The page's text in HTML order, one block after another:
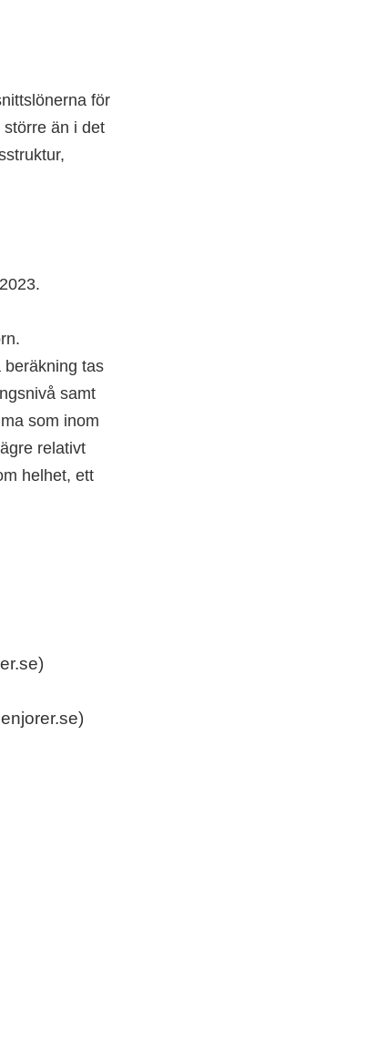
för
än i det
beräkning tas
samt
som inom
relativt
helhet, ett